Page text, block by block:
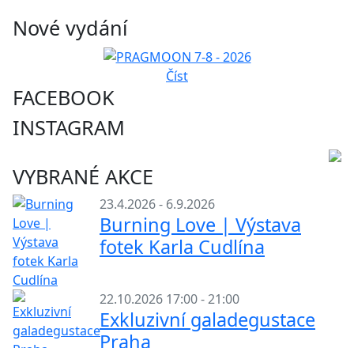
Nové vydání
Číst
FACEBOOK
INSTAGRAM
VYBRANÉ AKCE
23.4.2026 - 6.9.2026
Burning Love | Výstava
fotek Karla Cudlína
22.10.2026 17:00 - 21:00
Exkluzivní galadegustace
Praha